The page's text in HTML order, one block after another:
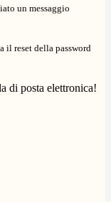
un messaggio
il reset della password
di posta elettronica!